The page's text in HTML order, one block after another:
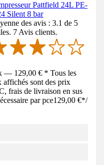
Pattfield 24L PE-
Silent 8 bar
des avis : 3.1 de 5
7 Avis clients.
— 129,00 € * Tous les
affichés sont des prix
frais de livraison en sus
par pce129,00 €*/